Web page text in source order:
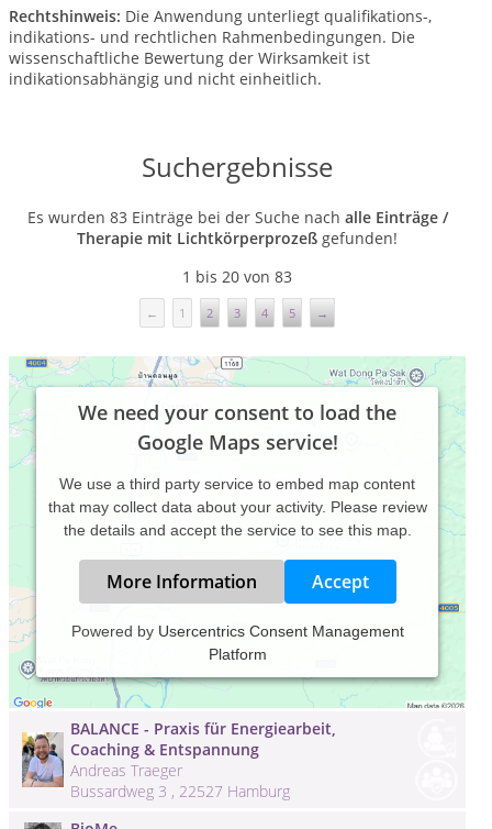
Rechtshinweis: Die Anwendung unterliegt qualifikations-,
indikations- und rechtlichen Rahmenbedingungen. Die
wissenschaftliche Bewertung der Wirksamkeit ist
indikationsabhängig und nicht einheitlich.
Suchergebnisse
Es wurden 83 Einträge bei der Suche nach alle Einträge /
Therapie mit Lichtkörperprozeß gefunden!
1 bis 20 von 83
← 1 2 3 4 5 →
We need your consent to load the
Google Maps service!
We use a third party service to embed map content
that may collect data about your activity. Please review
the details and accept the service to see this map.
More Information Accept
Powered by Usercentrics Consent Management
Platform
Shamanic Soul Reading & Healing
Life Coach & Schamanin Aiva Freya Gönül
Oblatterwallstraße , 86153 Augsburg
BALANCE - Praxis für Energiearbeit,
Coaching & Entspannung
Andreas Traeger
Bussardweg 3 , 22527 Hamburg